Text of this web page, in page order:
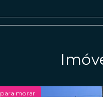
morar